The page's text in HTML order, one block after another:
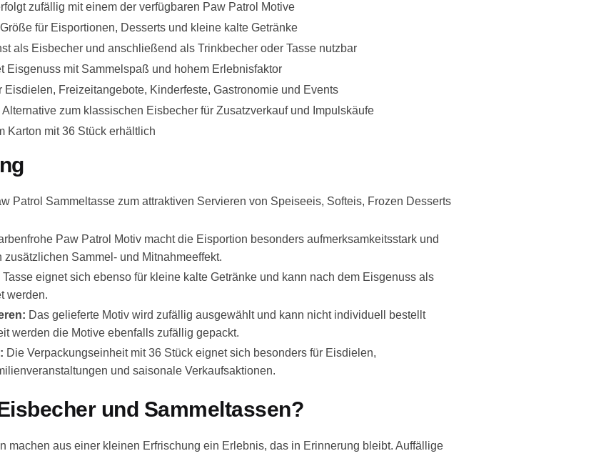
zufällig mit einem der verfügbaren Paw Patrol Motive
für Eisportionen, Desserts und kleine kalte Getränke
als Eisbecher und anschließend als Trinkbecher oder Tasse nutzbar
Eisgenuss mit Sammelspaß und hohem Erlebnisfaktor
Eisdielen, Freizeitangebote, Kinderfeste, Gastronomie und Events
zum klassischen Eisbecher für Zusatzverkauf und Impulskäufe
Karton mit 36 Stück erhältlich
Patrol Sammeltasse zum attraktiven Servieren von Speiseeis, Softeis, Frozen Desserts
Paw Patrol Motiv macht die Eisportion besonders aufmerksamkeitsstark und
Sammel- und Mitnahmeeffekt.
Tasse eignet sich ebenso für kleine kalte Getränke und kann nach dem Eisgenuss als
werden.
Das gelieferte Motiv wird zufällig ausgewählt und kann nicht individuell bestellt
werden die Motive ebenfalls zufällig gepackt.
Die Verpackungseinheit mit 36 Stück eignet sich besonders für Eisdielen,
und saisonale Verkaufsaktionen.
und Sammeltassen?
machen aus einer kleinen Erfrischung ein Erlebnis, das in Erinnerung bleibt. Auffällige